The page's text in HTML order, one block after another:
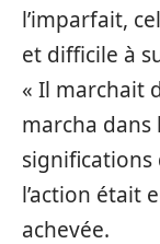
l’imparfait,
et difficile à
« Il marchait
marcha
significations
l’action était
achevée.